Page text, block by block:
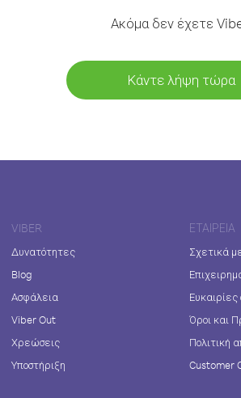
Ακόμα δεν έχετε
Κάντε λήψη τώρα
VIBER
Δυνατότητες
Blog
Ασφάλεια
Viber Out
Χρεώσεις
Υποστήριξη
ΕΤΑΙΡΕΊΑ
Σχετικά
Όροι και
Πολιτική
Customer